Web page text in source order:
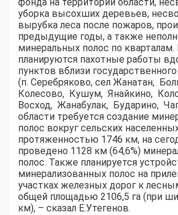
фонда на территории области,
уборка высохших деревьев,
вырубка леса после пожаров,
предыдущие годы, а также
минеральных полос по
планируются пахотные работы
пунктов вблизи
(п. Серебряково, сел Жанатан,
Колесово, Кушум, Янайкино,
Восход, Жанабулак, Бударино,
области требуется создание
полос вокруг сельских
протяженностью 1746 км, на
проведено 1128 км (64,6%)
полос. Также планируется
минерализованных полос на
участках железных дорог к
общей площадью 2106,5 га (при
км), – сказал Е.Утегенов.